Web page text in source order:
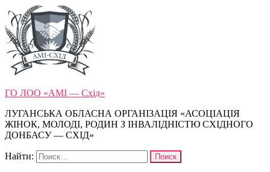
ГО ЛОО «АМІ — Схід»
ЛУГАНСЬКА ОБЛАСНА ОРГАНІЗАЦІЯ «АСОЦІАЦІЯ
ЖІНОК, МОЛОДІ, РОДИН З ІНВАЛІДНІСТЮ СХІДНОГО
ДОНБАСУ — СХІД»
Найти: